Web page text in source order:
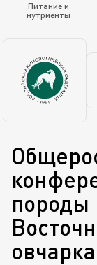
Питание и
нутриенты
породы